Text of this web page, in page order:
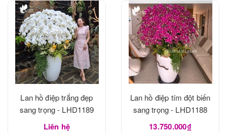
Lan hồ điệp trắng đẹp
sang trọng - LHD1189
Liên hệ
Lan hồ điệp tím đột biến
sang trọng - LHD1188
13.750.000₫